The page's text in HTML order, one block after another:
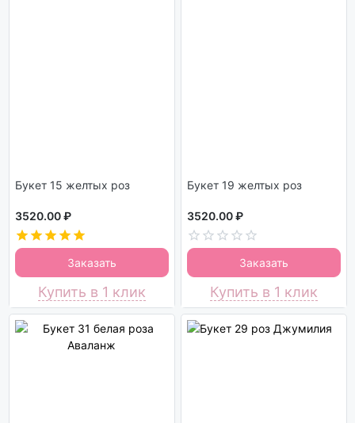
Букет 15 желтых роз
3520.00 ₽
Заказать
Купить в 1 клик
Букет 19 желтых роз
3520.00 ₽
Заказать
Купить в 1 клик